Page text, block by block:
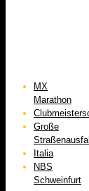
MX
Marathon
Große
Italia
NBS
Schweinfurt